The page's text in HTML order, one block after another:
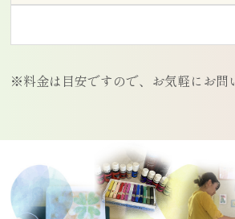
※料金は目安ですので、お気軽にお問